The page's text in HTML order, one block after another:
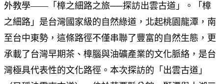
外教學——「樟之細路之旅──探訪出雲古道」。「樟
之細路」是台灣國家級的自然綠道，北起桃園龍潭，南
至台中東勢，這條路徑不僅串聯了豐富的自然生態，更
承載了台灣早期茶、樟腦與油礦產業的文化脈絡，是台
灣極具代表性的文化路徑。本次探訪的「出雲古道」